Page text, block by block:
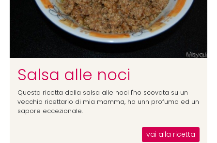
Salsa alle noci
Questa ricetta della salsa alle noci l'ho scovata su un
vecchio ricettario di mia mamma, ha unn profumo ed un
sapore eccezionale.
vai alla ricetta